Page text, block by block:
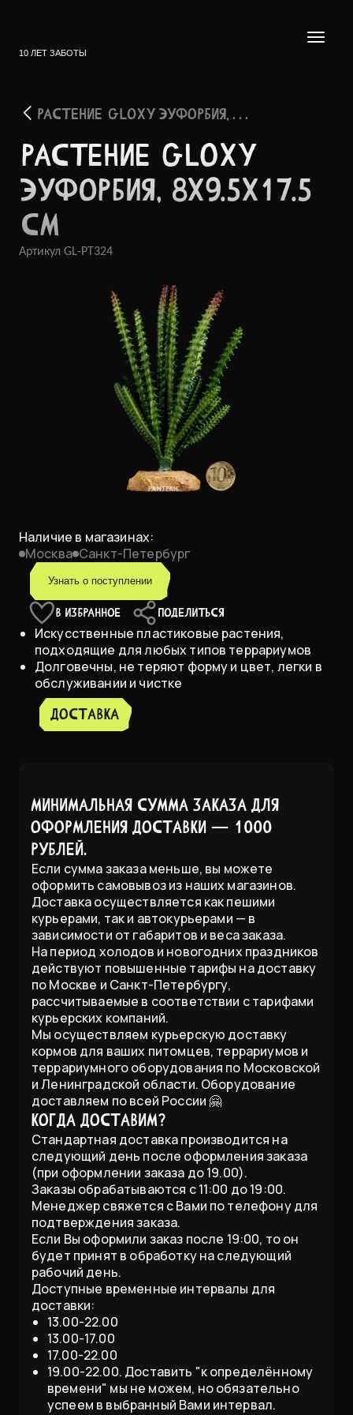
10 ЛЕТ ЗАБОТЫ
РАСТЕНИЕ GLOXY ЭУФОРБИЯ, . . .
РАСТЕ­НИЕ GLOXY
ЭУФОР­БИЯ, 8X9.5X17.5
СМ
Артикул GL-PT324
Наличие в магазинах:
Москва Санкт-Петербург
Узнать о поступлении
В ИЗБРАННОЕ ПОДЕЛИТЬСЯ
Искусственные пластиковые растения,
подходящие для любых типов террариумов
Долговечны, не теряют форму и цвет, легки в
обслуживании и чистке
доставка
Минимальная сумма заказа для
оформления доставки — 1000
рублей.
Если сумма заказа меньше, вы можете
оформить самовывоз из наших магазинов.
Доставка осуществляется как пешими
курьерами, так и автокурьерами — в
зависимости от габаритов и веса заказа.
На период холодов и новогодних праздников
действуют повышенные тарифы на доставку
по Москве и Санкт-Петербургу,
рассчитываемые в соответствии с тарифами
курьерских компаний.
Мы осуществляем курьерскую доставку
кормов для ваших питомцев, террариумов и
террариумного оборудования по Московской
и Ленинградской области. Оборудование
доставляем по всей России 🤗
Когда доставим?
Стандартная доставка производится на
следующий день после оформления заказа
(при оформлении заказа до 19.00).
Заказы обрабатываются с 11:00 до 19:00.
Менеджер свяжется с Вами по телефону для
подтверждения заказа.
Если Вы оформили заказ после 19:00, то он
будет принят в обработку на следующий
рабочий день.
Доступные временные интервалы для
доставки:
13.00-22.00
13.00-17.00
17.00-22.00
19.00-22.00. Доставить "к определённому
времени" мы не можем, но обязательно
успеем в выбранный Вами интервал.